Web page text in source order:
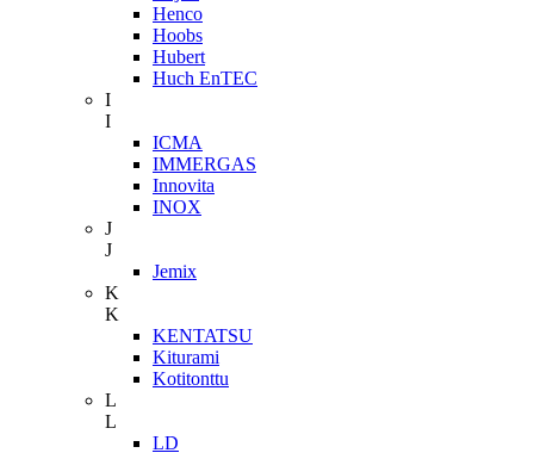
Henco
Hoobs
Hubert
Huch EnTEC
I
I
ICMA
IMMERGAS
Innovita
INOX
J
J
Jemix
K
K
KENTATSU
Kiturami
Kotitonttu
L
L
LD